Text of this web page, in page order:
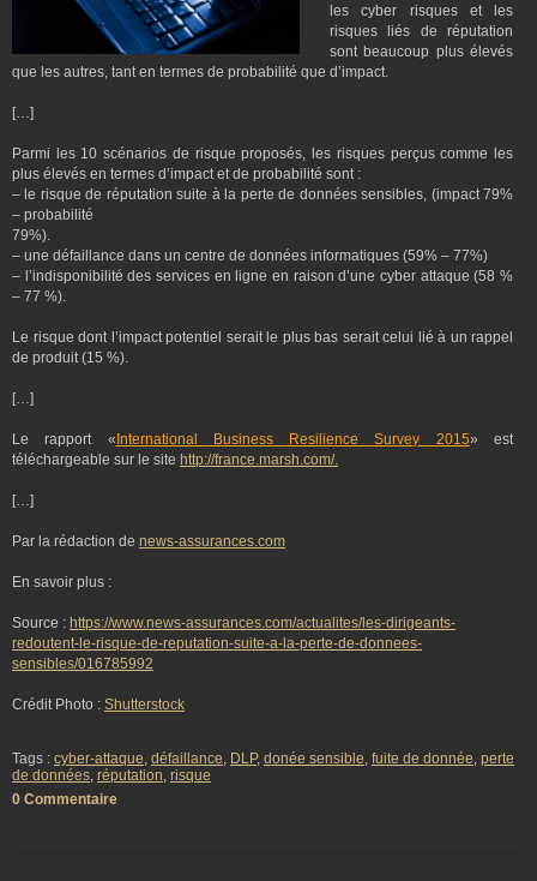
les cyber risques et les
risques liés de réputation
sont beaucoup plus élevés
que les autres, tant en termes de probabilité que d’impact.
[…]
Parmi les 10 scénarios de risque proposés, les risques perçus comme les
plus élevés en termes d’impact et de probabilité sont :
– le risque de réputation suite à la perte de données sensibles, (impact 79%
– probabilité
79%).
– une défaillance dans un centre de données informatiques (59% – 77%)
– l’indisponibilité des services en ligne en raison d’une cyber attaque (58 %
– 77 %).
Le risque dont l’impact potentiel serait le plus bas serait celui lié à un rappel
de produit (15 %).
[…]
Le rapport « International Business Resilience Survey 2015» est
téléchargeable sur le site http://france.marsh.com/.
[…]
Par la rédaction de news-assurances.com
En savoir plus :
Source : https://www.news-assurances.com/actualites/les-dirigeants-
redoutent-le-risque-de-reputation-suite-a-la-perte-de-donnees-
sensibles/016785992
Crédit Photo : Shutterstock
Tags : cyber-attaque, défaillance, DLP, donée sensible, fuite de donnée, perte
de données, réputation, risque
0 Commentaire